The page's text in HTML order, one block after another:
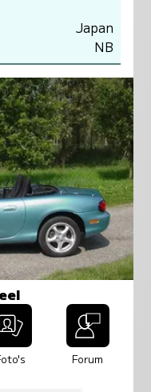
Japan
NB
Forum